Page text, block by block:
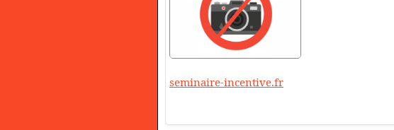
seminaire-incentive.fr